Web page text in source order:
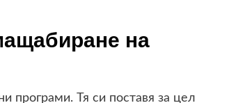
на
програми. Тя си поставя за цел